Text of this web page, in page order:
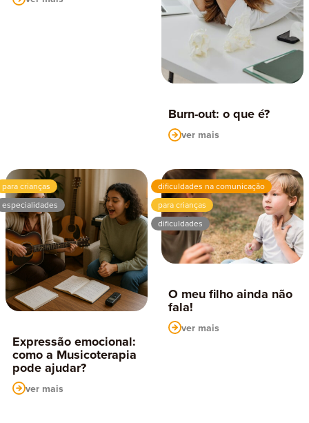
Burn-out: o que é?
ver mais
para crianças
especialidades
Expressão emocional:
como a Musicoterapia
pode ajudar?
ver mais
dificuldades na comunicação
para crianças
dificuldades
O meu filho ainda não
fala!
ver mais